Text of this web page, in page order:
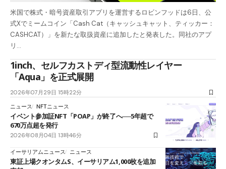
米国で株式・暗号資産取引アプリを運営するロビンフッドは6日、公
式Xでミームコイン「Cash Cat（キャッシュキャット、ティッカー：
CASHCAT）」を新たな取扱資産に追加したと発表した。同社のアプ
リ…
1inch、セルフカストディ型流動性レイヤー
「Aqua」を正式展開
2026年07月29日 15時22分
ニュース NFTニュース
イベント参加証NFT「POAP」が終了へ──5年超で
670万点超を発行
2026年08月04日 13時46分
イーサリアムニュース ニュース
東証上場クオンタムS、イーサリアム1,000枚を追加